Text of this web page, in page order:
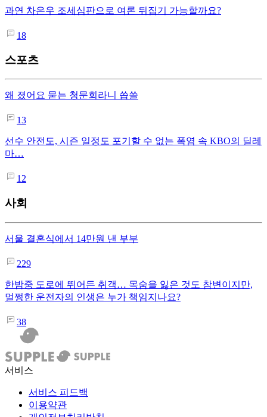
과연 차은우 조세심판으로 여론 뒤집기 가능할까요?
18
스포츠
왜 졌어요 묻는 청문회라니 씁쓸
13
선수 안전도, 시즌 일정도 포기할 수 없는 폭염 속 KBO의 딜레
마…
12
사회
서울 결혼식에서 14만원 낸 부부
229
한밤중 도로에 뛰어든 취객… 목숨을 잃은 것도 참변이지만,
멀쩡한 운전자의 인생은 누가 책임지나요?
38
서비스
서비스 피드백
이용약관